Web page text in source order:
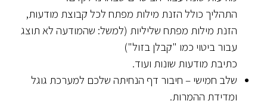
התהליך כולל הזנת מילות מפתח לכל קבוצת מודעות,
הזנת מילות מפתח שליליות (למשל: שהמודעה לא תוצג
עבור ביטוי כמו "קבלן בזול")
כתיבת מודעות שונות ועוד.
שלב חמישי – חיבור דף הנחיתה שלכם למערכת גוגל
ומדידת ההמרות.